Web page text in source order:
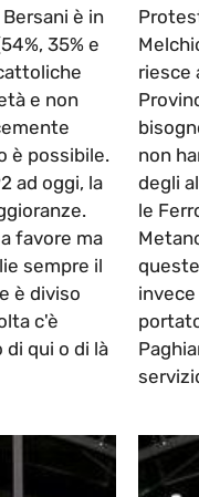
è in
35% e
e non
è possibile.
ad oggi, la
favore ma
sempre il
è diviso
c'è
qui o di là
riesce
non
degli
le